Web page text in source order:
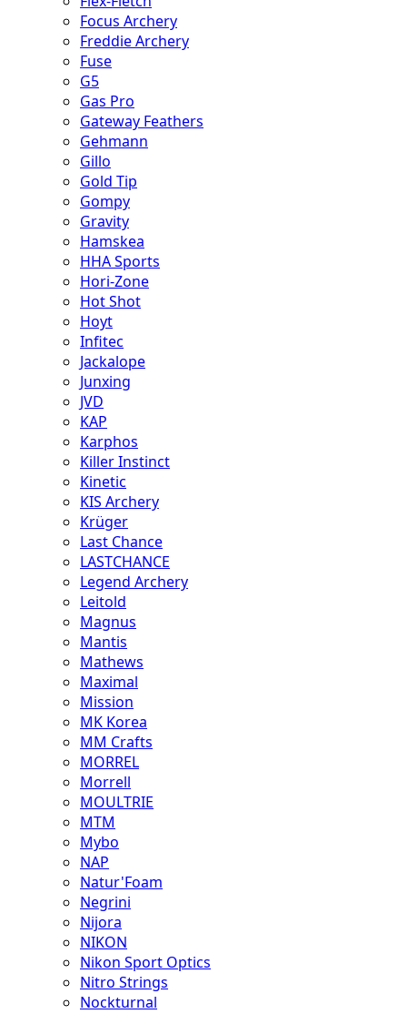
Focus Archery
Freddie Archery
Fuse
G5
Gas Pro
Gateway Feathers
Gehmann
Gillo
Gold Tip
Gompy
Gravity
Hamskea
HHA Sports
Hori-Zone
Hot Shot
Hoyt
Infitec
Jackalope
Junxing
JVD
KAP
Karphos
Killer Instinct
Kinetic
KIS Archery
Krüger
Last Chance
LASTCHANCE
Legend Archery
Leitold
Magnus
Mantis
Mathews
Maximal
Mission
MK Korea
MM Crafts
MORREL
Morrell
MOULTRIE
MTM
Mybo
NAP
Natur'Foam
Negrini
Nijora
NIKON
Nikon Sport Optics
Nitro Strings
Nockturnal